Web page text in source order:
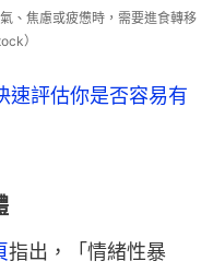
、焦慮或疲憊時，需要進食轉移
）
速評估你是否容易有
指出，「情緒性暴